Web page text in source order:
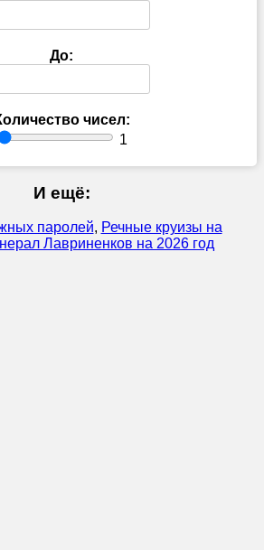
До:
чисел:
1
И ещё:
паролей, Речные круизы на
Лавриненков на 2026 год